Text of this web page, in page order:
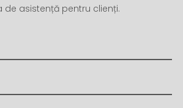
de asistență pentru clienți.